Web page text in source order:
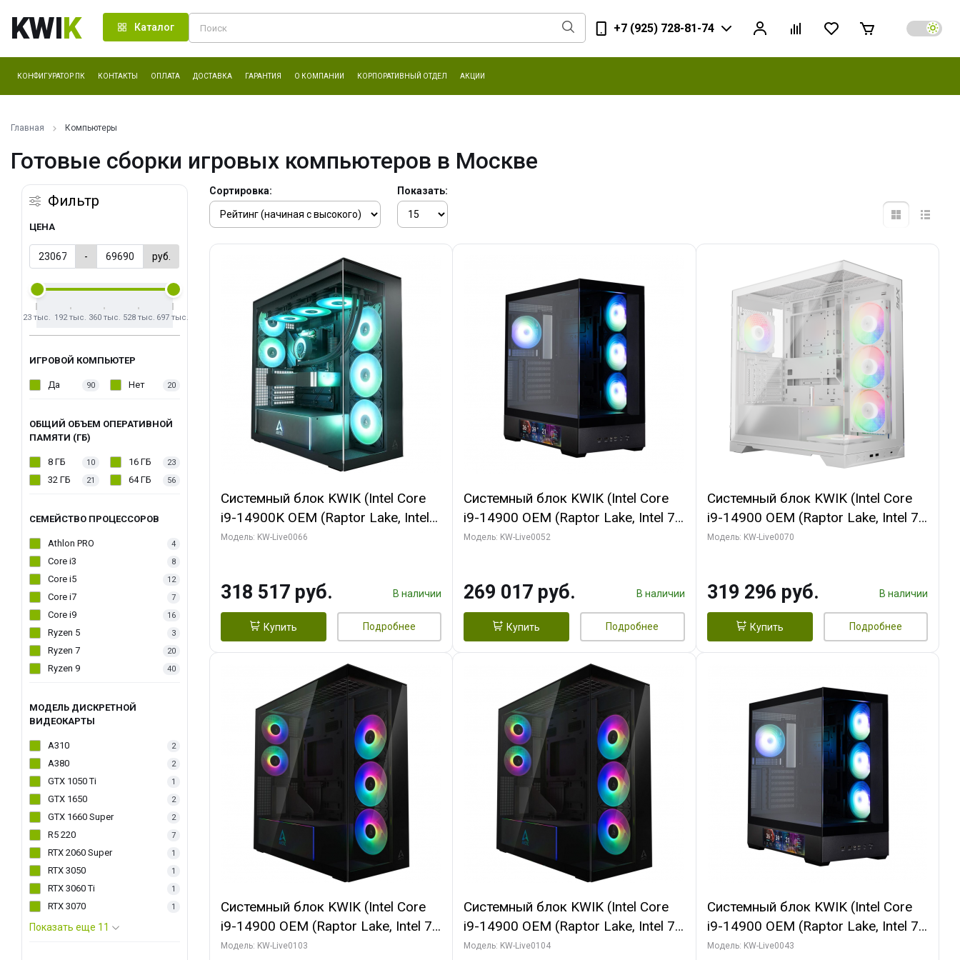
KWIK Каталог +7 (925) 728-81-74
КОНФИГУРАТОР ПК КОНТАКТЫ ОПЛАТА ДОСТАВКА ГАРАНТИЯ О КОМПАНИИ КОРПОРАТИВНЫЙ ОТДЕЛ АКЦИИ
Главная Компьютеры
Готовые сборки игровых компьютеров в Москве
Фильтр
ЦЕНА
- руб.
23 тыс. 192 тыс. 360 тыс. 528 тыс. 697 тыс.
ИГРОВОЙ КОМПЬЮТЕР
Да 90 Нет 20
ОБЩИЙ ОБЪЕМ ОПЕРАТИВНОЙ
ПАМЯТИ (ГБ)
8 ГБ 10 16 ГБ 23
32 ГБ 21 64 ГБ 56
СЕМЕЙСТВО ПРОЦЕССОРОВ
Athlon PRO 4
Core i3 8
Core i5 12
Core i7 7
Core i9 16
Ryzen 5 3
Ryzen 7 20
Ryzen 9 40
МОДЕЛЬ ДИСКРЕТНОЙ
ВИДЕОКАРТЫ
A310 2
A380 2
GTX 1050 Ti 1
GTX 1650 2
GTX 1660 Super 2
R5 220 7
RTX 2060 Super 1
RTX 3050 1
RTX 3060 Ti 1
RTX 3070 1
Показать еще 11
Сортировка: Показать:
Системный блок KWIK (Intel Core
i9-14900K OEM (Raptor Lake, Intel
7, C24 16EC/8PC/ 64 ГБ ОЗУ (2
GDDR7 256bit/ 1 ТБ SSD)
Модель: KW-Live0066
318 517 руб. В наличии
Купить Подробнее
Системный блок KWIK (Intel Core
i9-14900 OEM (Raptor Lake, Intel 7,
C24 16EC/8PC// 64 ГБ ОЗУ (2
256bit 3xDP HD/ 512 ГБ SSD)
Модель: KW-Live0052
269 017 руб. В наличии
Купить Подробнее
Системный блок KWIK (Intel Core
i9-14900 OEM (Raptor Lake, Intel 7,
C24 16EC/8PC// 64 ГБ ОЗУ (2
GDDR7 256bit/ 960 ГБ SSD)
Модель: KW-Live0070
319 296 руб. В наличии
Купить Подробнее
Системный блок KWIK (Intel Core
i9-14900 OEM (Raptor Lake, Intel 7,
C24 16EC/8PC// 64 ГБ ОЗУ (2
Модель: KW-Live0103
Системный блок KWIK (Intel Core
i9-14900 OEM (Raptor Lake, Intel 7,
C24 16EC/8PC// 64 ГБ ОЗУ (2
Модель: KW-Live0104
Системный блок KWIK (Intel Core
i9-14900 OEM (Raptor Lake, Intel 7,
C24 16EC/8PC// 16 ГБ ОЗУ (2
Модель: KW-Live0043